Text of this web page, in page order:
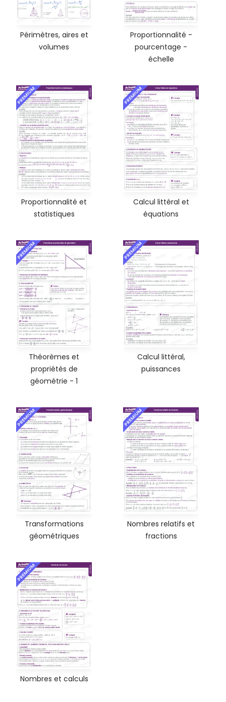
Périmètres, aires et
volumes
Proportionnalité -
pourcentage -
échelle
PREMIUM
Proportionnalité et
statistiques
PREMIUM
Calcul littéral et
équations
PREMIUM
Théorèmes et
propriétés de
géométrie - 1
PREMIUM
Calcul littéral,
puissances
PREMIUM
Transformations
géométriques
PREMIUM
Nombres relatifs et
fractions
PREMIUM
Nombres et calculs